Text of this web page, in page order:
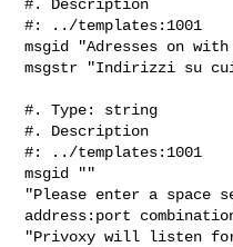
#. Description
#: ../templates:1001
msgid "Adresses on
msgstr "Indirizzi su
#. Type: string
#. Description
#: ../templates:1001
msgid ""
"Please enter a space
address:port
"Privoxy will listen